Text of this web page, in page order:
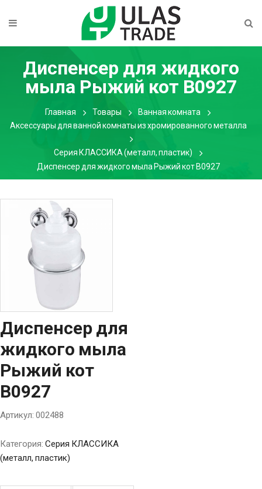
Диспенсер для жидкого
мыла Рыжий кот B0927
Главная Товары
Ванная комната
Аксессуары для ванной комнаты из хромированного металла
Серия КЛАССИКА (металл, пластик)
Диспенсер для жидкого мыла Рыжий кот B0927
Диспенсер для
жидкого мыла
Рыжий кот
B0927
Артикул: 002488
Категория: Серия КЛАССИКА
(металл, пластик)